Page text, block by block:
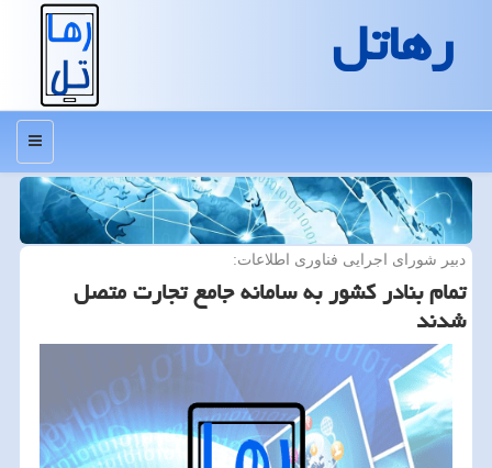
رهاتل
منو
دبیر شورای اجرایی فناوری اطلاعات:
تمام بنادر كشور به سامانه جامع تجارت متصل
شدند